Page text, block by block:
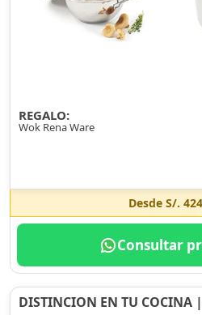
REGALO:
Wok Rena Ware
Desde S/. 424
Consultar
DISTINCION EN TU COCINA